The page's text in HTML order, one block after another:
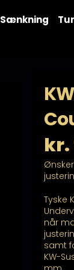
Sænkning
kr.
Tyske
når
samt
KW-